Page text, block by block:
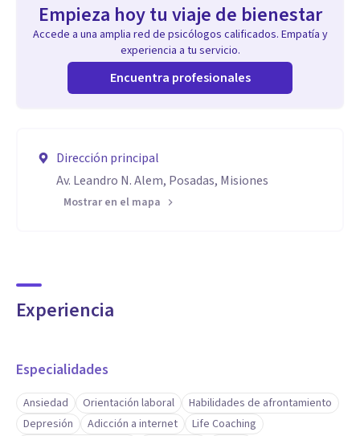
Empieza hoy tu viaje de bienestar
Accede a una amplia red de psicólogos calificados. Empatía y
experiencia a tu servicio.
Encuentra profesionales
Dirección principal
Av. Leandro N. Alem, Posadas, Misiones
Mostrar en el mapa
Experiencia
Especialidades
Ansiedad Orientación laboral
Habilidades de afrontamiento
Depresión
Adicción a internet
Life Coaching